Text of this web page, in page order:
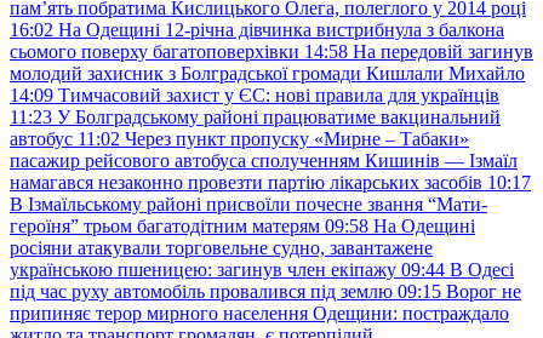
пам’ять побратима Кислицького Олега, полеглого у 2014 році
16:02 На Одещині 12-річна дівчинка вистрибнула з балкона
сьомого поверху багатоповерхівки 14:58 На передовій загинув
молодий захисник з Болградської громади Кишлали Михайло
14:09 Тимчасовий захист у ЄС: нові правила для українців
11:23 У Болградському районі працюватиме вакцинальний
автобус 11:02 Через пункт пропуску «Мирне – Табаки»
пасажир рейсового автобуса сполученням Кишинів — Ізмаїл
намагався незаконно провезти партію лікарських засобів 10:17
В Ізмаїльському районі присвоїли почесне звання “Мати-
героїня” трьом багатодітним матерям 09:58 На Одещині
росіяни атакували торговельне судно, завантажене
українською пшеницею: загинув член екіпажу 09:44 В Одесі
під час руху автомобіль провалився під землю 09:15 Ворог не
припиняє терор мирного населення Одещини: постраждало